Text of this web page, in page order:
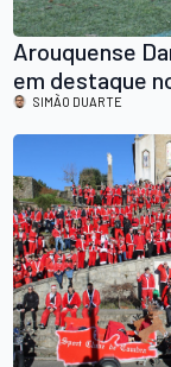
Arouquense
em destaque
de Cambra: foi
marcador de
Portugal
SIMÃO DUARTE